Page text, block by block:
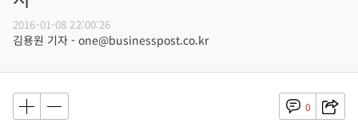
2016-01-08 22:00:26
김용원 기자 - one@businesspost.co.kr
0